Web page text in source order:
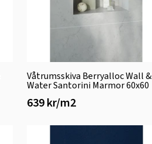
Våtrumsskiva Berryalloc Wall &
Water Santorini Marmor 60x60
639 kr/m2